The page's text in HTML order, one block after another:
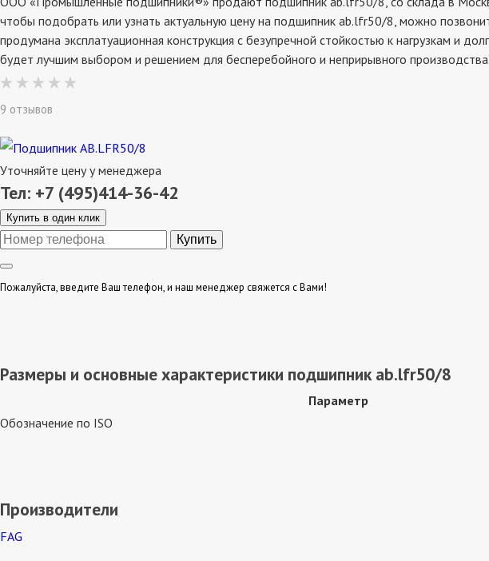
чтобы подобрать или узнать актуальную цену на подшипник ab.lfr50/8, можно
продумана эксплатуационная конструкция с безупречной стойкостью к нагрузкам и
будет лучшим выбором и решением для бесперебойного и неприрывного производства.
9 отзывов
Уточняйте цену у менеджера
Тел: +7 (495)414-36-42
Купить в один клик
Пожалуйста, введите Ваш телефон, и наш менеджер свяжется с Вами!
Размеры и основные характеристики подшипник ab.lfr50/8
Параметр
Обозначение по ISO
Производители
FAG